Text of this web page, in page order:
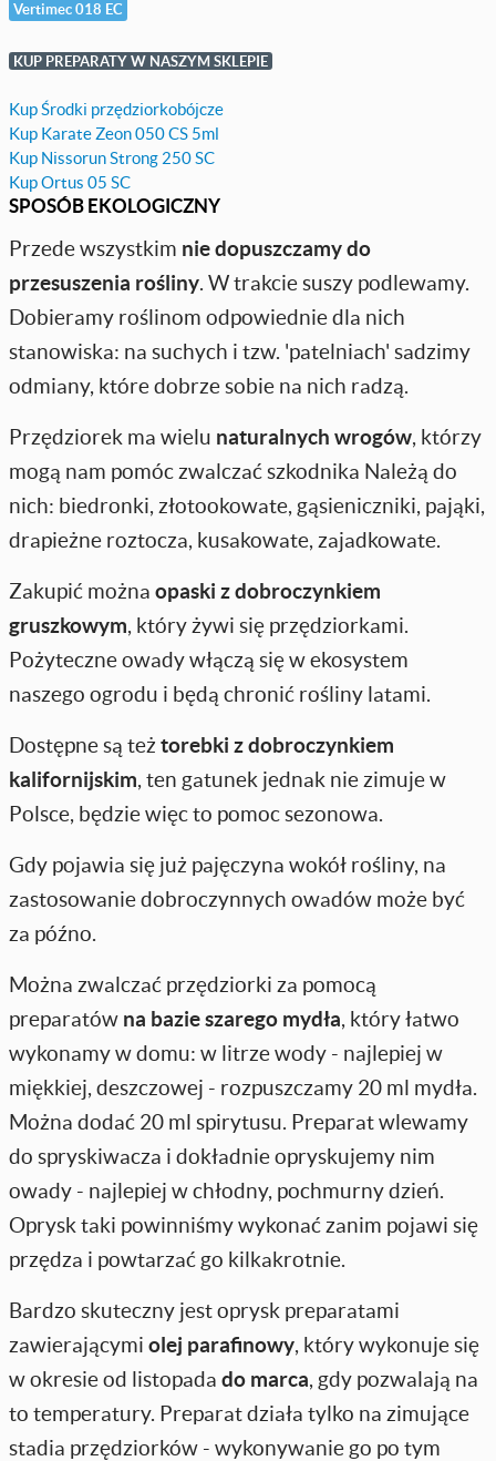
Vertimec 018 EC
KUP PREPARATY W NASZYM SKLEPIE
Kup Środki przędziorkobójcze
Kup Karate Zeon 050 CS 5ml
Kup Nissorun Strong 250 SC
Kup Ortus 05 SC
SPOSÓB EKOLOGICZNY
Przede wszystkim nie dopuszczamy do
przesuszenia rośliny. W trakcie suszy podlewamy.
Dobieramy roślinom odpowiednie dla nich
stanowiska: na suchych i tzw. 'patelniach' sadzimy
odmiany, które dobrze sobie na nich radzą.
Przędziorek ma wielu naturalnych wrogów, którzy
mogą nam pomóc zwalczać szkodnika Należą do
nich: biedronki, złotookowate, gąsieniczniki, pająki,
drapieżne roztocza, kusakowate, zajadkowate.
Zakupić można opaski z dobroczynkiem
gruszkowym, który żywi się przędziorkami.
Pożyteczne owady włączą się w ekosystem
naszego ogrodu i będą chronić rośliny latami.
Dostępne są też torebki z dobroczynkiem
kalifornijskim, ten gatunek jednak nie zimuje w
Polsce, będzie więc to pomoc sezonowa.
Gdy pojawia się już pajęczyna wokół rośliny, na
zastosowanie dobroczynnych owadów może być
za późno.
Można zwalczać przędziorki za pomocą
preparatów na bazie szarego mydła, który łatwo
wykonamy w domu: w litrze wody - najlepiej w
miękkiej, deszczowej - rozpuszczamy 20 ml mydła.
Można dodać 20 ml spirytusu. Preparat wlewamy
do spryskiwacza i dokładnie opryskujemy nim
owady - najlepiej w chłodny, pochmurny dzień.
Oprysk taki powinniśmy wykonać zanim pojawi się
przędza i powtarzać go kilkakrotnie.
Bardzo skuteczny jest oprysk preparatami
zawierającymi olej parafinowy, który wykonuje się
w okresie od listopada do marca, gdy pozwalają na
to temperatury. Preparat działa tylko na zimujące
stadia przędziorków - wykonywanie go po tym